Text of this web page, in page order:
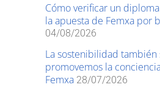
Cómo verificar un
la apuesta de Femxa por
04/08/2026
La sostenibilidad también
promovemos la
Femxa 28/07/2026